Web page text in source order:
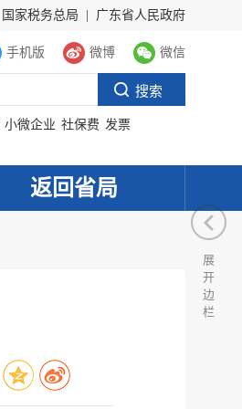
国家税务总局 广东省人民政府
手机版 微博 微信
小微企业 社保费 发票
返回省局
展
开
边
栏